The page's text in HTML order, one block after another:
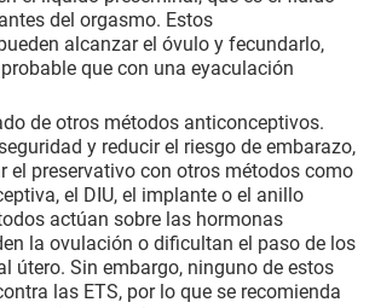
del orgasmo. Estos
alcanzar el óvulo y fecundarlo,
que con una eyaculación
de otros métodos anticonceptivos.
y reducir el riesgo de embarazo,
el preservativo con otros métodos como
el DIU, el implante o el anillo
actúan sobre las hormonas
la ovulación o dificultan el paso de los
útero. Sin embargo, ninguno de estos
las ETS, por lo que se recomienda